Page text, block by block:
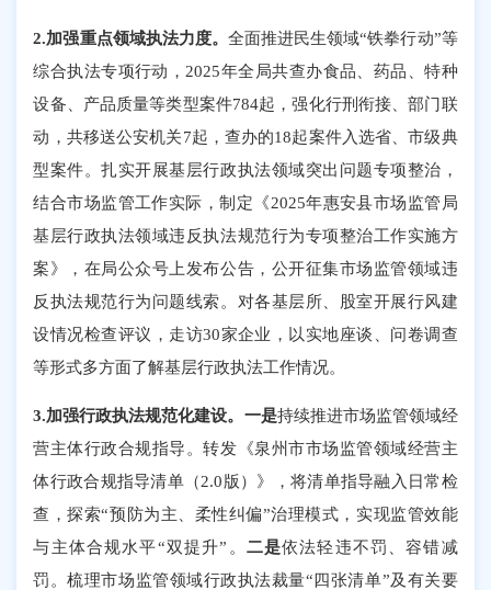
2.加强重点领域执法力度。 全面推进民生领域“铁拳行动”等
综合执法专项行动，2025年全局共查办食品、药品、特种
设备、产品质量等类型案件784起，强化行刑衔接、部门联
动，共移送公安机关7起，查办的18起案件入选省、市级典
型案件。扎实开展基层行政执法领域突出问题专项整治，
结合市场监管工作实际，制定《2025年惠安县市场监管局
基层行政执法领域违反执法规范行为专项整治工作实施方
案》，在局公众号上发布公告，公开征集市场监管领域违
反执法规范行为问题线索。对各基层所、股室开展行风建
设情况检查评议，走访30家企业，以实地座谈、问卷调查
等形式多方面了解基层行政执法工作情况。
3.加强行政执法规范化建设。 一是持续推进市场监管领域经
营主体行政合规指导。转发《泉州市市场监管领域经营主
体行政合规指导清单（2.0版）》，将清单指导融入日常检
查，探索“预防为主、柔性纠偏”治理模式，实现监管效能
与主体合规水平“双提升”。 二是依法轻违不罚、容错减
罚。梳理市场监管领域行政执法裁量“四张清单”及有关要